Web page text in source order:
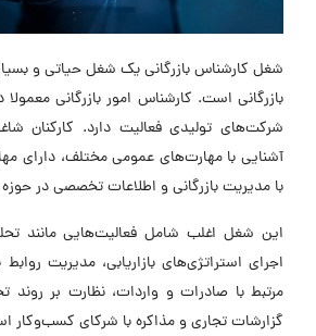
شغل کارشناس بازرگانی یک شغل حیاتی و
بازرگانی است. کارشناس امور بازرگانی
شرکت‌های تولیدی فعالیت دارد. کارکنان
آشنایی با مهارت‌های عمومی مختلف، دارای
با مدیریت بازرگانی و اطلاعات تخصصی در
این شغل اغلب شامل فعالیت‌هایی مانند
اجرای استراتژی‌های بازاریابی، مدیریت روابط
مرتبط با صادرات و واردات، نظارت بر روند
گزارشات تجاری و مذاکره با شرکای کسب‌وکار